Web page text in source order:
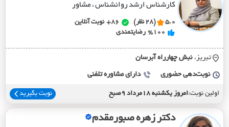
کارشناس ارشد روانشناس ، مشاور
5.0 (28 نظر) 86+
نوبت آنلاین
%100 رضایتمندی
تبریز، نبش چهارراه آبرسان
نوبت‌دهی حضوری دارای مشاوره تلفنی
اولین نوبت:امروز یکشنبه 18مرداد 9صبح نوبت بگیرید
دکتر زهره صبورمقدم